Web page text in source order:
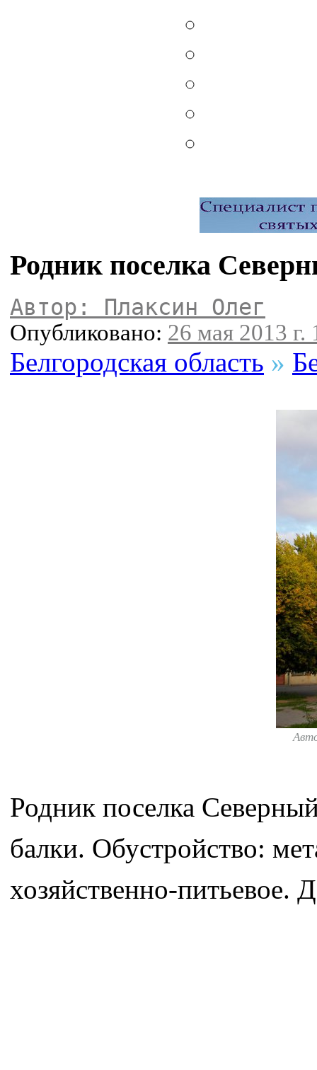
Родник поселка
Автор: Плаксин Олег
Опубликовано: 26 мая 2013 г.
Белгородская область »
Родник поселка
балки. Обустройство:
хозяйственно-питьевое.